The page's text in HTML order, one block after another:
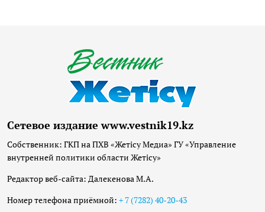
Сетевое издание www.vestnik19.kz
Собственник: ГКП на ПХВ «Жетісу Медиа» ГУ «Управление
внутренней политики области Жетісу»
Редактор веб-сайта: Далекенова М.А.
Номер телефона приёмной: + 7 (7282) 40-20-43